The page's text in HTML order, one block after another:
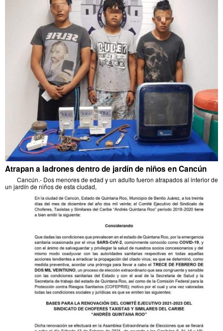
Atrapan a ladrones dentro de jardín de niños en Cancún
Cancún.- Dos menores de edad y un adulto fueron atrapados al interior de
un jardín de niños de esta ciudad,